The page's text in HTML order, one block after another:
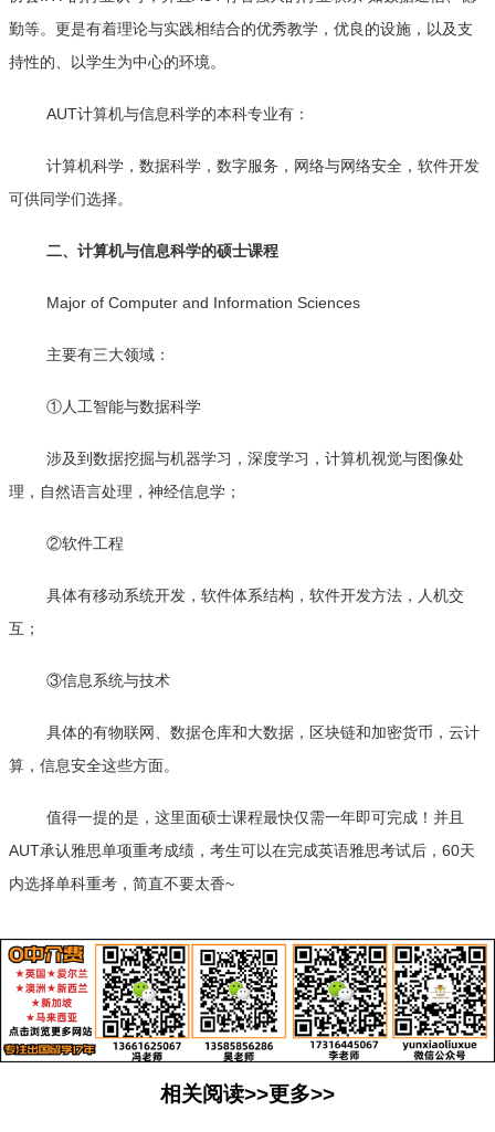
勤等。更是有着理论与实践相结合的优秀教学，优良的设施，以及支
持性的、以学生为中心的环境。
AUT计算机与信息科学的本科专业有：
计算机科学，数据科学，数字服务，网络与网络安全，软件开发
可供同学们选择。
二、计算机与信息科学的硕士课程
Major of Computer and Information Sciences
主要有三大领域：
①人工智能与数据科学
涉及到数据挖掘与机器学习，深度学习，计算机视觉与图像处
理，自然语言处理，神经信息学；
②软件工程
具体有移动系统开发，软件体系结构，软件开发方法，人机交
互；
③信息系统与技术
具体的有物联网、数据仓库和大数据，区块链和加密货币，云计
算，信息安全这些方面。
值得一提的是，这里面硕士课程最快仅需一年即可完成！并且
AUT承认雅思单项重考成绩，考生可以在完成英语雅思考试后，60天
内选择单科重考，简直不要太香~
相关阅读>>更多>>